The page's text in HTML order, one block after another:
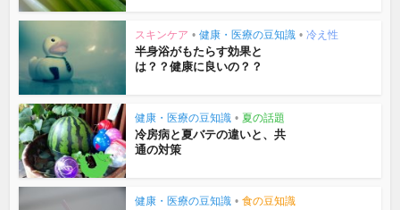
スキンケア • 健康・医療の豆知識 • 冷え性
半身浴がもたらす効果と
は？？健康に良いの？？
健康・医療の豆知識 • 夏の話題
冷房病と夏バテの違いと、共
通の対策
健康・医療の豆知識 • 食の豆知識